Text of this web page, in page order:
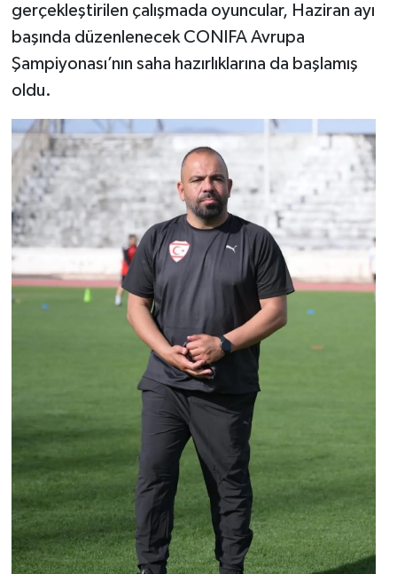
gerçekleştirilen çalışmada oyuncular, Haziran ayı
başında düzenlenecek CONIFA Avrupa
Şampiyonası’nın saha hazırlıklarına da başlamış
oldu.